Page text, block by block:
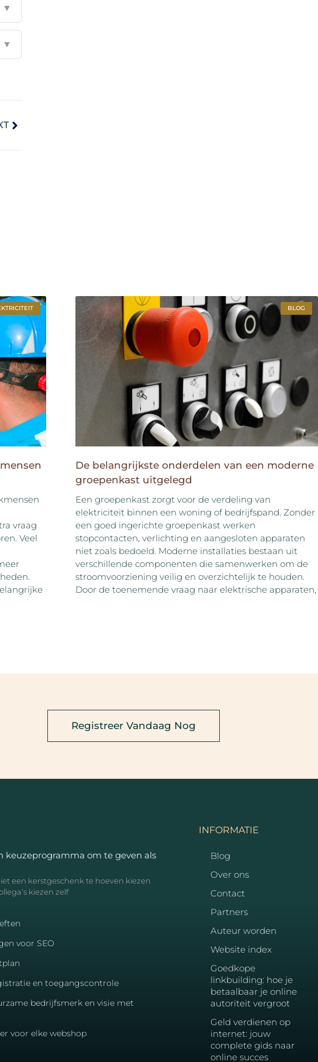
▼
▼
vraag
Veel
BLOG
De belangrijkste onderdelen van een moderne
groepenkast uitgelegd
Een groepenkast zorgt voor de verdeling van
elektriciteit binnen een woning of bedrijfspand. Zonder
een goed ingerichte groepenkast werken
stopcontacten, verlichting en aangesloten apparaten
niet zoals bedoeld. Moderne installaties bestaan uit
verschillende componenten die samenwerken om de
stroomvoorziening veilig en overzichtelijk te houden.
Door de toenemende vraag naar elektrische apparaten,
Registreer Vandaag Nog
keuzeprogramma om te geven als
een kerstgeschenk te hoeven kiezen
kiezen zelf
voor SEO
en toegangscontrole
bedrijfsmerk en visie met
voor elke webshop
INFORMATIE
Blog
Over ons
Contact
Partners
Auteur worden
Website index
Goedkope
linkbuilding: hoe je
betaalbaar je online
autoriteit vergroot
Geld verdienen op
internet: jouw
complete gids naar
online succes